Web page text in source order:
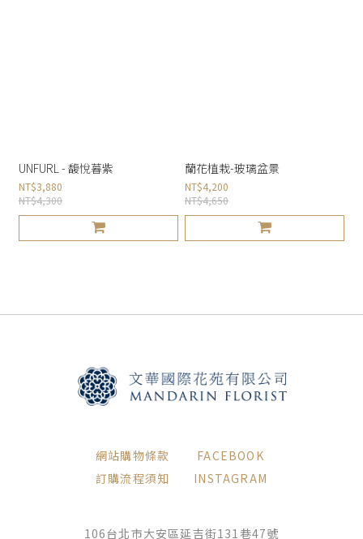
UNFURL - 馥悅暮紫
NT$3,880
NT$4,300
蘭花植栽-玻璃盆景
NT$4,200
NT$4,650
網站購物條款
訂購流程須知
FACEBOOK
INSTAGRAM
106台北市大安區延吉街131巷47號